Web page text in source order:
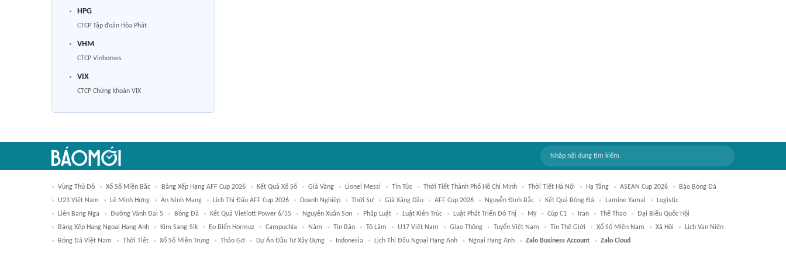
HPG
CTCP Tập đoàn Hòa Phát
VHM
CTCP Vinhomes
VIX
CTCP Chứng khoán VIX
Vùng Thủ Đô Xổ Số Miền Bắc Bảng Xếp Hạng AFF Cup 2026 Kết Quả Xổ Số Giá Vàng Lionel Messi Tin Tức Thời Tiết Thành Phố Hồ Chí Minh Thời Tiết Hà Nội Hạ Tầng ASEAN Cup 2026
Báo Bóng Đá
U23 Việt Nam
Lê Minh Hưng An Ninh Mạng Lịch Thi Đấu AFF Cup 2026 Doanh Nghiệp Thời Sự Giá Xăng Dầu AFF Cup 2026 Nguyễn Đình Bắc Kết Quả Bóng Đá Lamine Yamal
Logistic
Liên Bang Nga
Đường Vành Đai 5 Bóng Đá Kết Quả Vietlott Power 6/55 Nguyễn Xuân Son Pháp Luật Luật Kiến Trúc Luật Phát Triển Đô Thị Mỹ Cúp C1 Iran Thể Thao
Đại Biểu Quốc Hội
Bảng Xếp Hạng Ngoại Hạng Anh
Kim Sang-Sik Eo Biển Hormuz Campuchia Năm Tin Bão Tô Lâm U17 Việt Nam Giao Thông Tuyển Việt Nam Tin Thế Giới Xổ Số Miền Nam Xã Hội
Lịch Vạn Niên
Bóng Đá Việt Nam
Thời Tiết Xổ Số Miền Trung Tháo Gỡ Dự Án Đầu Tư Xây Dựng Indonesia Lịch Thi Đấu Ngoại Hạng Anh Ngoại Hạng Anh Zalo Business Account Zalo Cloud